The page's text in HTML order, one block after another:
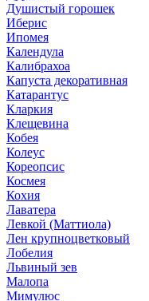
Душистый горошек
Иберис
Ипомея
Календула
Калибрахоа
Капуста декоративная
Катарантус
Кларкия
Клещевина
Кобея
Колеус
Кореопсис
Космея
Кохия
Лаватера
Левкой (Маттиола)
Лен крупноцветковый
Лобелия
Львиный зев
Малопа
Мимулюс